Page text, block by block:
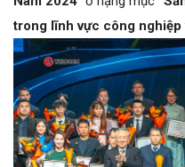
trong lĩnh vực công nghiệp